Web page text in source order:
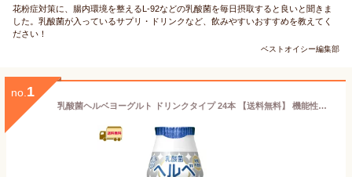
花粉症対策に、腸内環境を整えるL-92などの乳酸菌を毎日摂取すると良いと聞きま
した。乳酸菌が入っているサプリ・ドリンクなど、飲みやすいおすすめを教えてく
ださい！
ベストオイシー編集部
no. 1
乳酸菌ヘルベヨーグルト ドリンクタイプ 24本 【送料無料】 機能性表示食品 砂糖不使用 無糖 低脂肪 花粉症対策 ハウスダスト のむヨーグルト 雪印メグミルク 一般製品